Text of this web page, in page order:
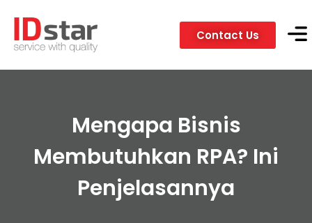
Contact Us
Mengapa Bisnis
Membutuhkan RPA? Ini
Penjelasannya